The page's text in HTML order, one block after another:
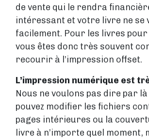
de vente qui le rendra
intéressant et votre livre ne se
facilement. Pour les livres
vous êtes donc très souvent
recourir à l’impression offset.
L’impression numérique est
Nous ne voulons pas dire par là
pouvez modifier les fichiers
pages intérieures ou la
livre à n’importe quel moment,